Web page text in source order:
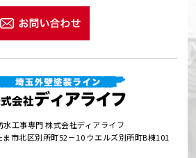
水工事専門 株式会社ディアライフ
市北区別所町52－10 ウエルズ別所町B棟101